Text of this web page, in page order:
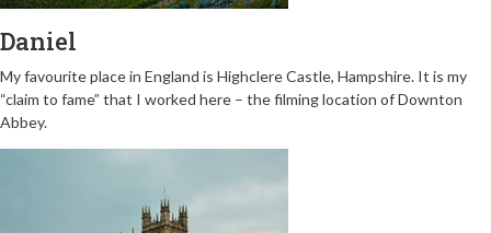
Daniel
My favourite place in England is Highclere Castle, Hampshire. It is my
“claim to fame” that I worked here – the filming location of Downton
Abbey.